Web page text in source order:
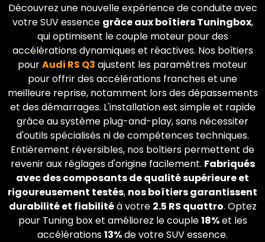
Découvrez une nouvelle expérience de conduite avec
votre SUV essence grâce aux boîtiers Tuningbox,
qui optimisent le couple moteur pour des
accélérations dynamiques et réactives. Nos boîtiers
pourAudi RS Q3 ajustent les paramètres moteur
pour offrir des accélérations franches et une
meilleure reprise, notamment lors des dépassements
et des démarrages. L'installation est simple et rapide
grâce au système plug-and-play, sans nécessiter
d'outils spécialisés ni de compétences techniques.
Entièrement réversibles, nos boîtiers permettent de
revenir aux réglages d'origine facilement. Fabriqués
avec des composants de qualité supérieure et
rigoureusement testés, nos boîtiers garantissent
durabilité et fiabilitéà votre 2.5 RS quattro. Optez
pour Tuning box et améliorez le couple18%et les
accélérations13%de votre SUV essence.